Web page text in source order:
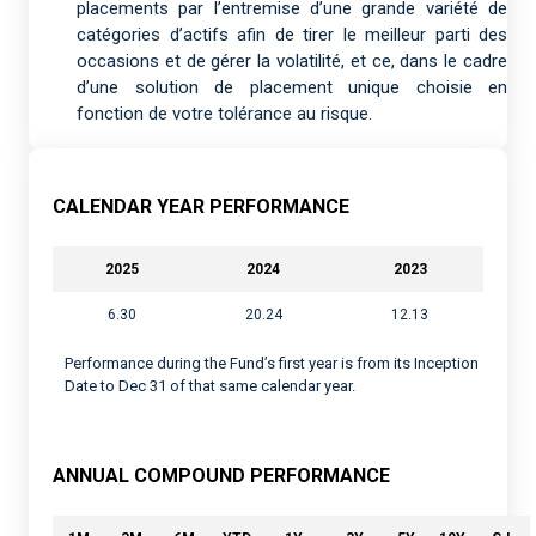
placements par l’entremise d’une grande variété de
catégories d’actifs afin de tirer le meilleur parti des
occasions et de gérer la volatilité, et ce, dans le cadre
d’une solution de placement unique choisie en
fonction de votre tolérance au risque.
CALENDAR YEAR PERFORMANCE
2025 2024 2023
6.30 20.24 12.13
Performance during the Fund’s first year is from its Inception
Date to Dec 31 of that same calendar year.
ANNUAL COMPOUND PERFORMANCE